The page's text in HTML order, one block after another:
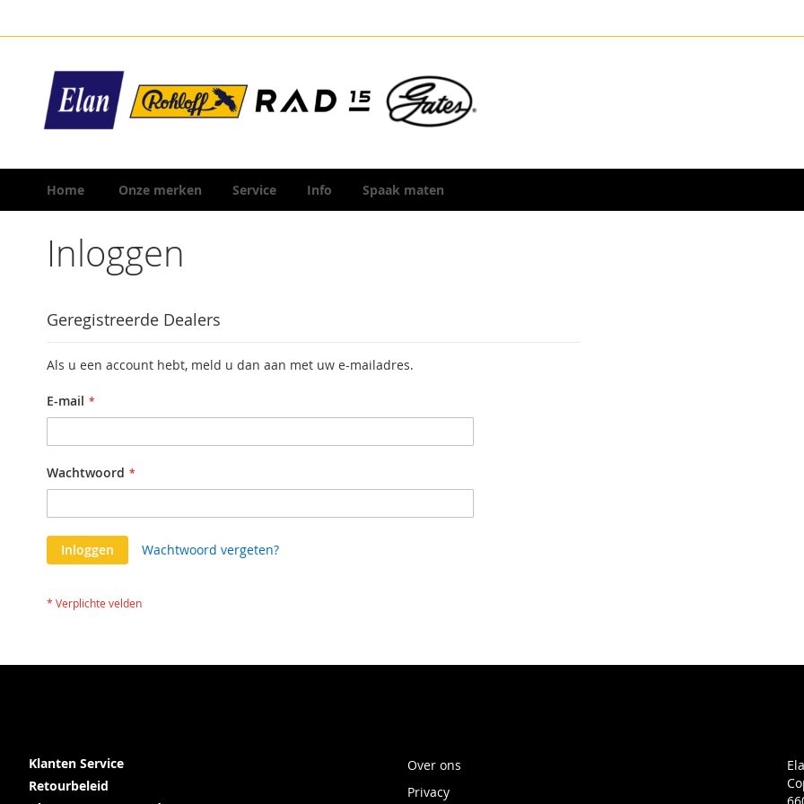
naar
inhoud
Home Onze merken Service Info Spaak maten
Inloggen
Geregistreerde Dealers
Als u een account hebt, meld u dan aan met uw e-mailadres.
E-mail
Wachtwoord
Inloggen Wachtwoord vergeten?
Klanten Service
Retourbeleid
Over ons
Privacy